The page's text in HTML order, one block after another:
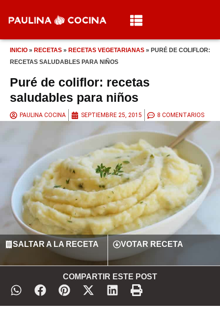
INICIO » RECETAS » RECETAS VEGETARIANAS » PURÉ DE COLIFLOR:
RECETAS SALUDABLES PARA NIÑOS
Puré de coliflor: recetas
saludables para niños
PAULINA COCINA SEPTIEMBRE 25, 2015 8 COMENTARIOS
SALTAR A LA RECETA VOTAR RECETA
COMPARTIR ESTE POST